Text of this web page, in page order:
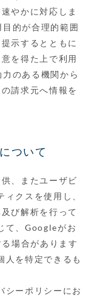
やかに対応しま
的が合理的範囲
示するとともに
を得た上で利用
のある機関から
請求元へ情報を
ついて
、またユーザビ
クスを使用し、
び解析を行って
て、Googleがお
場合があります
人を特定できるも
シーポリシーにお